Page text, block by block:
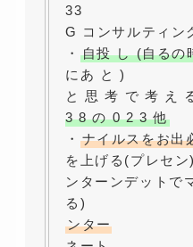
33
G コンサルティン
・ 自投 し (自るの
にあ と )
と 思 考 で 考 え
3 8 の 0 2 3 他
・ ナイルスをお出
を上げる(プレセ
ンターンデットで
る)
ンター